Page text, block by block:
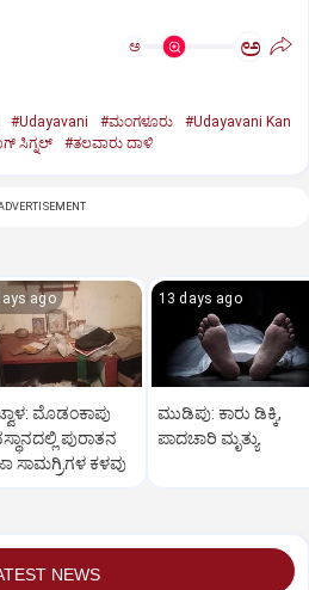
ಅ ಅ
#Udayavani #ಮಂಗಳೂರು
#Udayavani Kan
ಸಿಗ್ನಲ್‌ #ತಲವಾರು ದಾಳಿ
ago
ಮೊಡಂಕಾಪು
ಪುರಾತನ
ಸಾಮಗ್ರಿಗಳ ಕಳವು
13 days ago
ಮುಡಿಪು: ಕಾರು ಡಿಕ್ಕಿ,
ಪಾದಚಾರಿ ಮೃತ್ಯು
NEWS